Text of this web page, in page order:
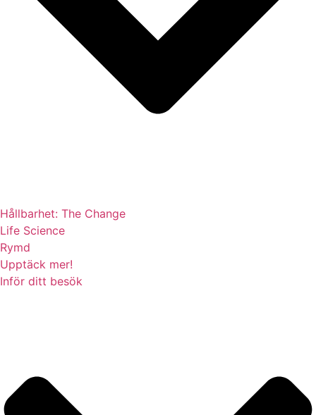
Hållbarhet: The Change
Life Science
Rymd
Upptäck mer!
Inför ditt besök